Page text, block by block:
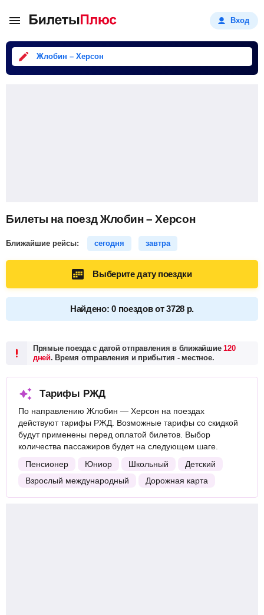
Вход
Жлобин – Херсон
Билеты на поезд Жлобин – Херсон
Ближайшие рейсы: сегодня завтра
Выберите дату поездки
Найдено: 0 поездов от 3728 р.
Прямые поезда с датой отправления в ближайшие120
дней. Время отправления и прибытия - местное.
Тарифы РЖД
По направлению Жлобин — Херсон на поездах
действуют тарифы РЖД. Возможные тарифы со скидкой
будут применены перед оплатой билетов. Выбор
количества пассажиров будет на следующем шаге.
Пенсионер
Юниор Школьный
Детский
Взрослый международный
Дорожная карта